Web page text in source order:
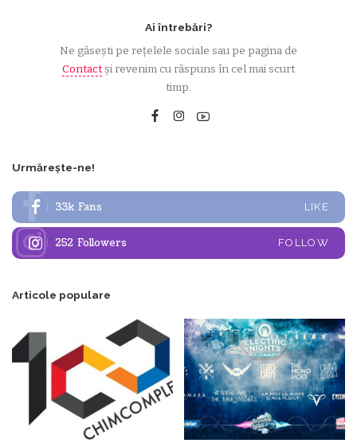
Ai întrebări?
Ne găsești pe rețelele sociale sau pe pagina de
Contactși revenim cu răspuns în cel mai scurt
timp.
Urmărește-ne!
33k Fans LIKE
252 Followers FOLLOW
Articole populare